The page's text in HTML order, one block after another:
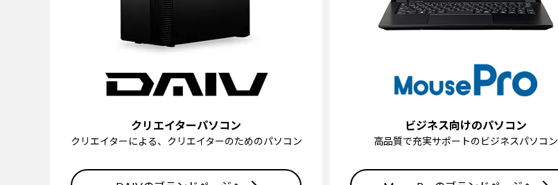
クリエイターパソコン
クリエイターによる、クリエイターのためのパソコン
ビジネス向けのパソコン
高品質で充実サポートのビジネスパソコン